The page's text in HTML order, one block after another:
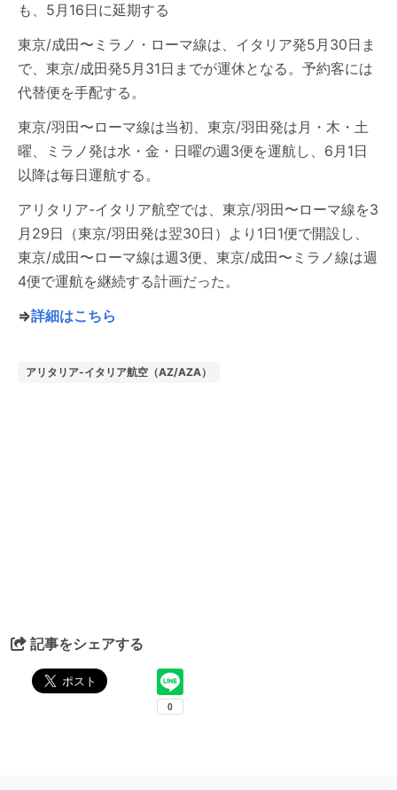
も、5月16日に延期する
東京/成田〜ミラノ・ローマ線は、イタリア発5月30日ま
で、東京/成田発5月31日までが運休となる。予約客には
代替便を手配する。
東京/羽田〜ローマ線は当初、東京/羽田発は月・木・土
曜、ミラノ発は水・金・日曜の週3便を運航し、6月1日
以降は毎日運航する。
アリタリア-イタリア航空では、東京/羽田〜ローマ線を3
月29日（東京/羽田発は翌30日）より1日1便で開設し、
東京/成田〜ローマ線は週3便、東京/成田〜ミラノ線は週
4便で運航を継続する計画だった。
⇒詳細はこちら
アリタリア-イタリア航空（AZ/AZA）
記事をシェアする